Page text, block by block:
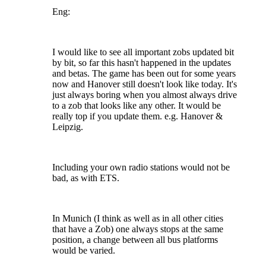
Eng:
I would like to see all important zobs updated bit
by bit, so far this hasn't happened in the updates
and betas. The game has been out for some years
now and Hanover still doesn't look like today. It's
just always boring when you almost always drive
to a zob that looks like any other. It would be
really top if you update them. e.g. Hanover &
Leipzig.
Including your own radio stations would not be
bad, as with ETS.
In Munich (I think as well as in all other cities
that have a Zob) one always stops at the same
position, a change between all bus platforms
would be varied.